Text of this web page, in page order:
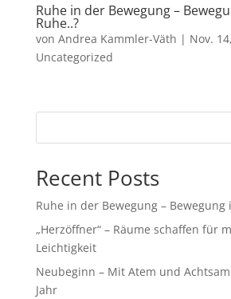
Ruhe in der Bewegung –
Ruhe..?
von Andrea Kammler-Väth | Nov.
Uncategorized
Recent Posts
Ruhe in der Bewegung – Bewegung
„Herzöffner“ – Räume schaffen für
Leichtigkeit
Neubeginn – Mit Atem und
Jahr